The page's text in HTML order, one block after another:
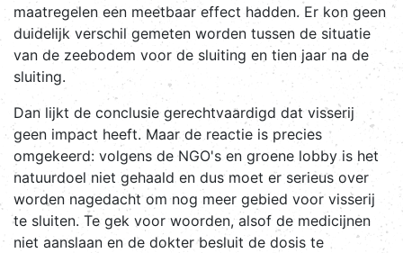
maatregelen een meetbaar effect hadden. Er kon geen
duidelijk verschil gemeten worden tussen de situatie
van de zeebodem voor de sluiting en tien jaar na de
sluiting.
Dan lijkt de conclusie gerechtvaardigd dat visserij
geen impact heeft. Maar de reactie is precies
omgekeerd: volgens de NGO's en groene lobby is het
natuurdoel niet gehaald en dus moet er serieus over
worden nagedacht om nog meer gebied voor visserij
te sluiten. Te gek voor woorden, alsof de medicijnen
niet aanslaan en de dokter besluit de dosis te